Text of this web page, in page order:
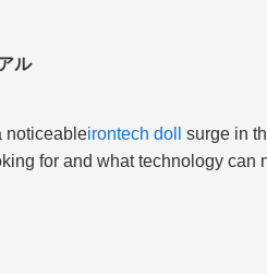
ル
noticeableirontech doll
surge in
for and what technology can